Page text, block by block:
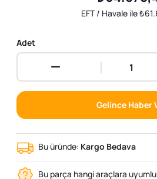
EFT / Havale ile
Adet
Gelince Haber
Bu üründe: Kargo Bedava
Bu parça hangi araçlara